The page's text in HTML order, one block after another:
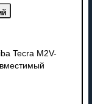
Tecra M2V-